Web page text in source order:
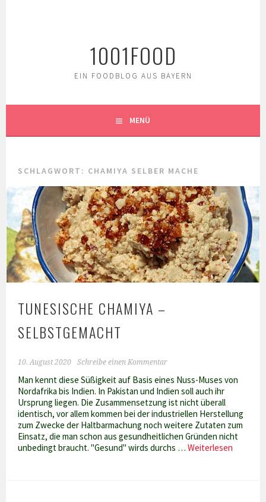
1001FOOD
EIN FOODBLOG AUS BAYERN
MENÜ
SCHLAGWORT: CHAMIYA SELBER MACHE
TUNESISCHE CHAMIYA –
SELBSTGEMACHT
10. August 2020 Schreibe einen Kommentar
Man kennt diese Süßigkeit auf Basis eines Nuss-Muses von
Nordafrika bis Indien. In Pakistan und Indien soll auch ihr
Ursprung liegen. Die Zusammensetzung ist nicht überall
identisch, vor allem kommen bei der industriellen Herstellung
zum Zwecke der Haltbarmachung noch weitere Zutaten zum
Einsatz, die man schon aus gesundheitlichen Gründen nicht
unbedingt braucht. "Gesund" wirds durchs …Weiterlesen